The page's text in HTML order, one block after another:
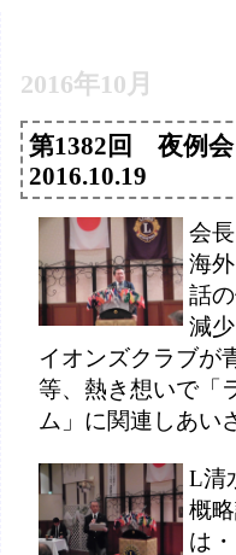
2016年10月
第1382回 夜例
2016.10.19
会
海
話
減
イオンズクラブが
等、熱き想いで「
ム」に関連しあい
L清
概
は